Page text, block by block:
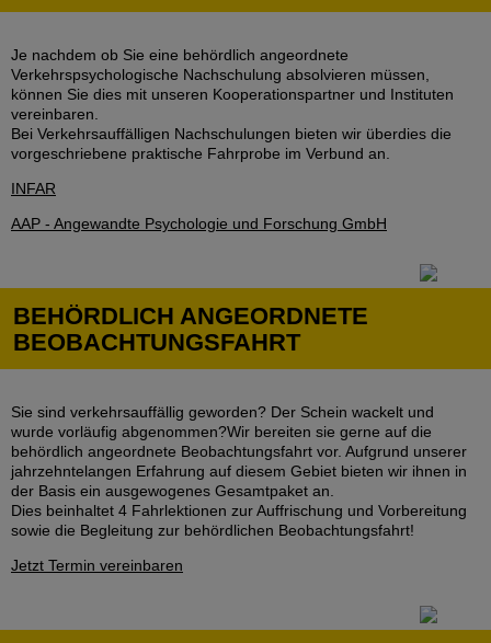
Je nachdem ob Sie eine behördlich angeordnete
Verkehrspsychologische Nachschulung absolvieren müssen,
können Sie dies mit unseren Kooperationspartner und Instituten
vereinbaren.
Bei Verkehrsauffälligen Nachschulungen bieten wir überdies die
vorgeschriebene praktische Fahrprobe im Verbund an.
INFAR
AAP - Angewandte Psychologie und Forschung GmbH
BEHÖRDLICH ANGEORDNETE
BEOBACHTUNGSFAHRT
Sie sind verkehrsauffällig geworden? Der Schein wackelt und
wurde vorläufig abgenommen?Wir bereiten sie gerne auf die
behördlich angeordnete Beobachtungsfahrt vor. Aufgrund unserer
jahrzehntelangen Erfahrung auf diesem Gebiet bieten wir ihnen in
der Basis ein ausgewogenes Gesamtpaket an.
Dies beinhaltet 4 Fahrlektionen zur Auffrischung und Vorbereitung
sowie die Begleitung zur behördlichen Beobachtungsfahrt!
Jetzt Termin vereinbaren